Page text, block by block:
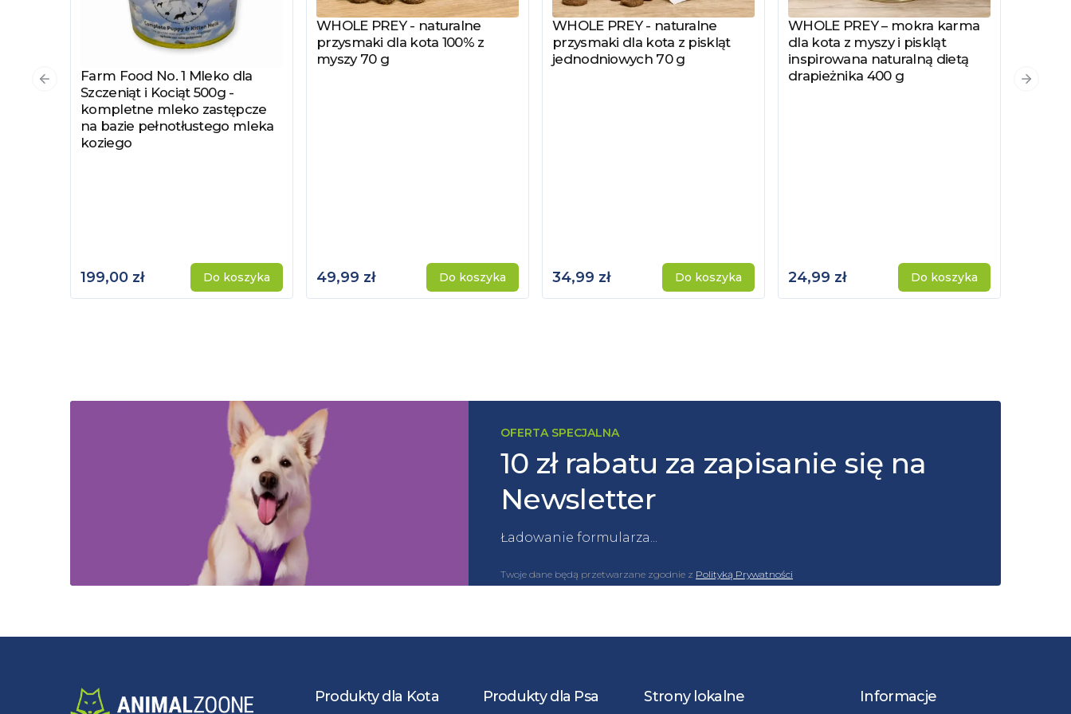
Zobacz produkt
Farm Food No. 1 Mleko dla
Szczeniąt i Kociąt 500g -
kompletne mleko zastępcze
na bazie pełnotłustego mleka
koziego
199,00 zł Do koszyka
Zobacz produkt
WHOLE PREY - naturalne
przysmaki dla kota 100% z
myszy 70 g
49,99 zł Do koszyka
Zobacz produkt
WHOLE PREY - naturalne
przysmaki dla kota z piskląt
jednodniowych 70 g
34,99 zł Do koszyka
Zobacz produkt
WHOLE PREY – mokra karma
dla kota z myszy i piskląt
inspirowana naturalną dietą
drapieżnika 400 g
24,99 zł Do koszyka
Poprzedni slajd
OFERTA SPECJALNA
10 zł rabatu za zapisanie się na
Newsletter
Ładowanie formularza...
Twoje dane będą przetwarzane zgodnie z Polityką Prywatności
Produkty dla Kota Produkty dla Psa Strony lokalne Informacje